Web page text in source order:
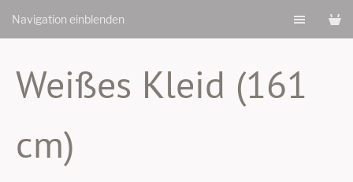
Navigation einblenden
Weißes Kleid (161
cm)